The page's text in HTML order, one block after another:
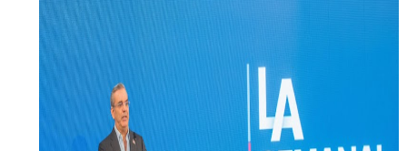
Graduación XII Promoción Servicio Militar Voluntario
Hipótesis policial sobre atentado a balazos en la
CESDN urge fortalecer el sistema eléctrico ante